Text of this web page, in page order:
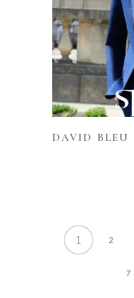
DAVID BLEU
1 2
7